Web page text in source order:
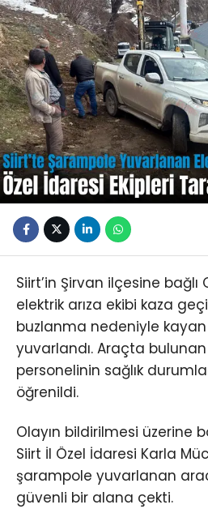
Siirt’in Şirvan ilçesine bağlı
elektrik arıza ekibi kaza
buzlanma nedeniyle
yuvarlandı. Araçta bulunan
personelinin sağlık
öğrenildi.
Olayın bildirilmesi üzerine
Siirt İl Özel İdaresi Karla
şarampole yuvarlanan
güvenli bir alana çekti.